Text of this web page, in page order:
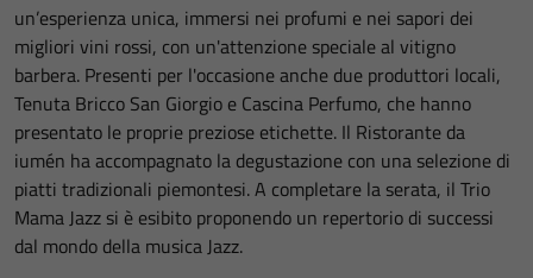
un’esperienza unica, immersi nei profumi e nei sapori dei
migliori vini rossi, con un'attenzione speciale al vitigno
barbera. Presenti per l'occasione anche due produttori locali,
Tenuta Bricco San Giorgio e Cascina Perfumo, che hanno
presentato le proprie preziose etichette. Il Ristorante da
iumén ha accompagnato la degustazione con una selezione di
piatti tradizionali piemontesi. A completare la serata, il Trio
Mama Jazz si è esibito proponendo un repertorio di successi
dal mondo della musica Jazz.